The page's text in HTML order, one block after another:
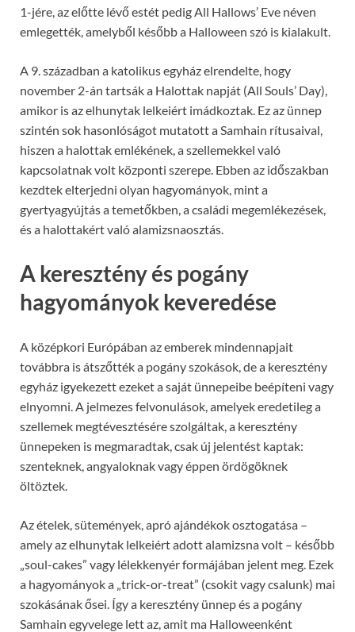
1-jére, az előtte lévő estét pedig All Hallows’ Eve néven
emlegették, amelyből később a Halloween szó is kialakult.
A 9. században a katolikus egyház elrendelte, hogy
november 2-án tartsák a Halottak napját (All Souls’ Day),
amikor is az elhunytak lelkeiért imádkoztak. Ez az ünnep
szintén sok hasonlóságot mutatott a Samhain rítusaival,
hiszen a halottak emlékének, a szellemekkel való
kapcsolatnak volt központi szerepe. Ebben az időszakban
kezdtek elterjedni olyan hagyományok, mint a
gyertyagyújtás a temetőkben, a családi megemlékezések,
és a halottakért való alamizsnaosztás.
A keresztény és pogány
hagyományok keveredése
A középkori Európában az emberek mindennapjait
továbbra is átszőtték a pogány szokások, de a keresztény
egyház igyekezett ezeket a saját ünnepeibe beépíteni vagy
elnyomni. A jelmezes felvonulások, amelyek eredetileg a
szellemek megtévesztésére szolgáltak, a keresztény
ünnepeken is megmaradtak, csak új jelentést kaptak:
szenteknek, angyaloknak vagy éppen ördögöknek
öltöztek.
Az ételek, sütemények, apró ajándékok osztogatása –
amely az elhunytak lelkeiért adott alamizsna volt – később
„soul-cakes” vagy lélekkenyér formájában jelent meg. Ezek
a hagyományok a „trick-or-treat” (csokit vagy csalunk) mai
szokásának ősei. Így a keresztény ünnep és a pogány
Samhain egyvelege lett az, amit ma Halloweenként